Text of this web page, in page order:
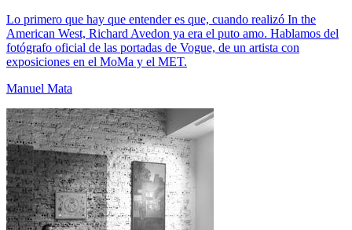
Lo primero que hay que entender es que, cuando realizó In the
American West, Richard Avedon ya era el puto amo. Hablamos del
fotógrafo oficial de las portadas de Vogue, de un artista con
exposiciones en el MoMa y el MET.
Manuel Mata